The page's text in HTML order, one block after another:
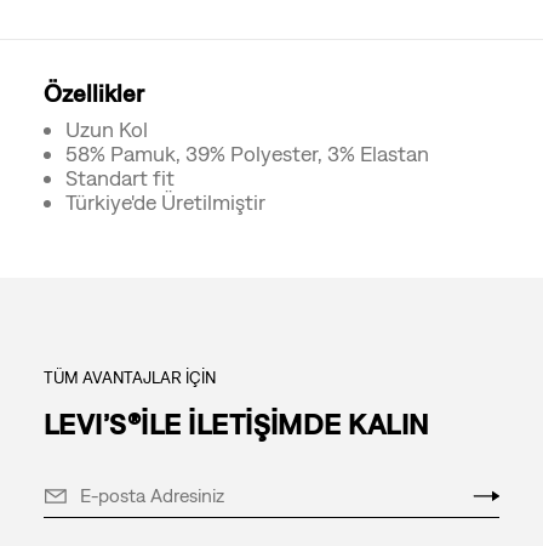
Özellikler
Uzun Kol
58% Pamuk, 39% Polyester, 3% Elastan
Standart fit
Türkiye'de Üretilmiştir
TÜM AVANTAJLAR İÇİN
LEVI’S®İLE İLETİŞİMDE KALIN